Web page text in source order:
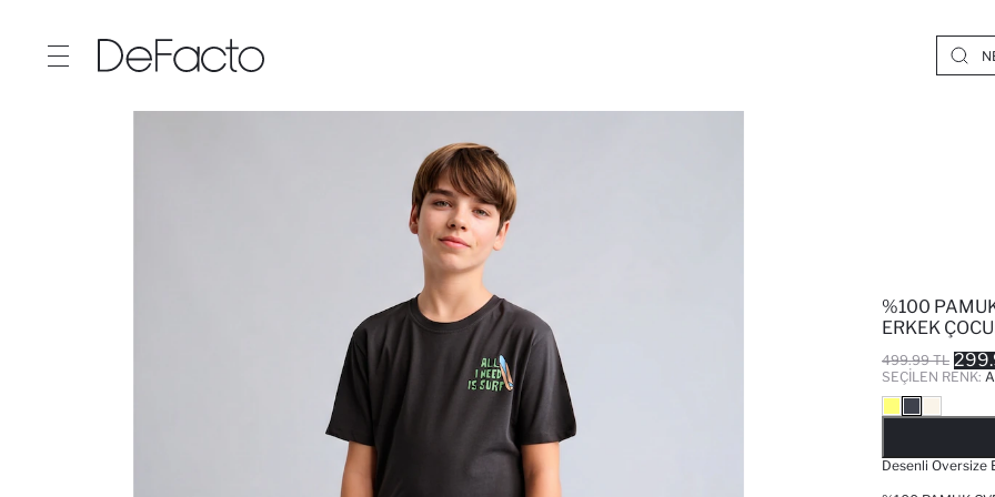
%100
ERKEK
499.99 TL
SEÇILEN RENK:
Desenli Oversize